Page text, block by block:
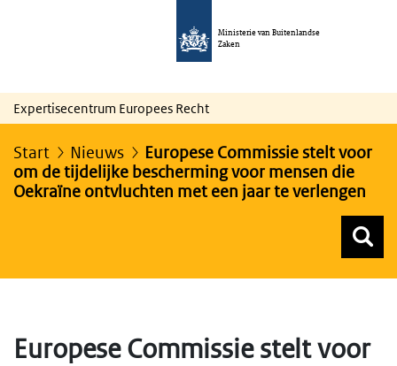
Ministerie van Buitenlandse
Zaken
Expertisecentrum Europees Recht
Start Nieuws
Europese Commissie stelt voor
om de tijdelijke bescherming voor mensen die
Oekraïne ontvluchten met een jaar te verlengen
Europese Commissie stelt voor